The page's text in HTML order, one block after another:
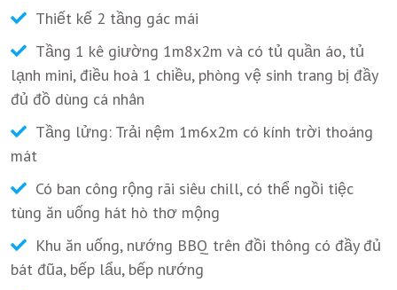
Thiết kế 2 tầng gác mái
Tầng 1 kê giường 1m8x2m và có tủ quần áo, tủ
lạnh mini, điều hoà 1 chiều, phòng vệ sinh trang bị đầy
đủ đồ dùng cá nhân
Tầng lửng: Trải nệm 1m6x2m có kính trời thoáng
mát
Có ban công rộng rãi siêu chill, có thể ngồi tiệc
tùng ăn uống hát hò thơ mộng
Khu ăn uống, nướng BBQ trên đồi thông có đầy đủ
bát đũa, bếp lẩu, bếp nướng